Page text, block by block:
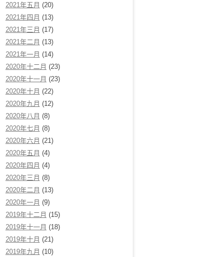
2021年五月 (20)
2021年四月 (13)
2021年三月 (17)
2021年二月 (13)
2021年一月 (14)
2020年十二月 (23)
2020年十一月 (23)
2020年十月 (22)
2020年九月 (12)
2020年八月 (8)
2020年七月 (8)
2020年六月 (21)
2020年五月 (4)
2020年四月 (4)
2020年三月 (8)
2020年二月 (13)
2020年一月 (9)
2019年十二月 (15)
2019年十一月 (18)
2019年十月 (21)
2019年九月 (10)